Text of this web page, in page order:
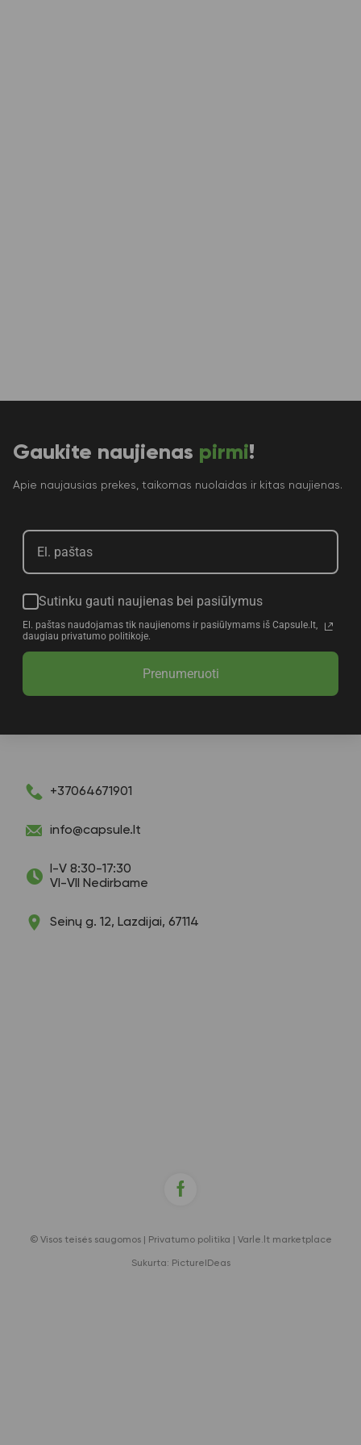
Gaukite naujienas pirmi!
Apie naujausias prekes, taikomas nuolaidas ir kitas naujienas.
Sutinku gauti naujienas bei pasiūlymus
El. paštas naudojamas tik naujienoms ir pasiūlymams iš Capsule.lt,
daugiau privatumo politikoje.
Prenumeruoti
+37064671901
info@capsule.lt
I-V 8:30-17:30
VI-VII Nedirbame
Seinų g. 12, Lazdijai, 67114
© Visos teisės saugomos | Privatumo politika Varle.lt marketplace
Sukurta: PictureIDeas